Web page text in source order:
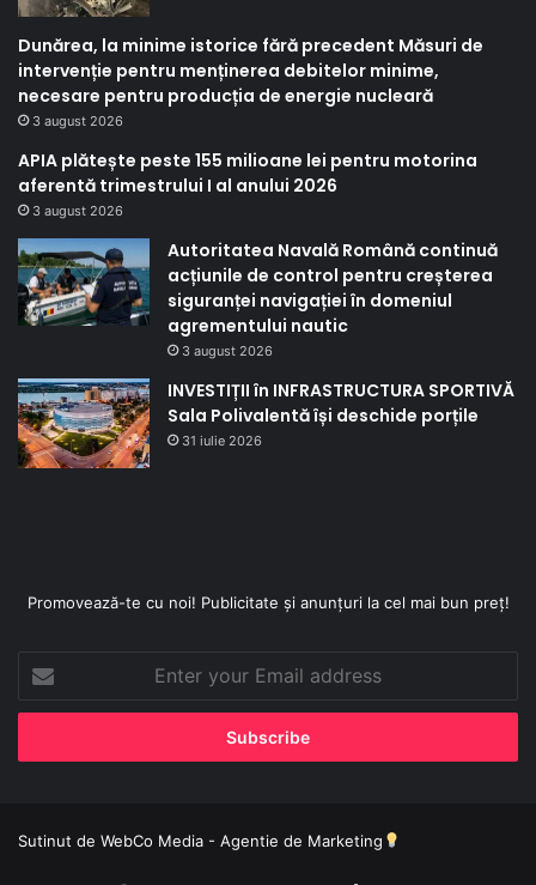
Dunărea, la minime istorice fără precedent Măsuri de
intervenție pentru menținerea debitelor minime,
necesare pentru producția de energie nucleară
3 august 2026
APIA plătește peste 155 milioane lei pentru motorina
aferentă trimestrului I al anului 2026
3 august 2026
Autoritatea Navală Română continuă
acțiunile de control pentru creșterea
siguranței navigației în domeniul
agrementului nautic
3 august 2026
INVESTIȚII în INFRASTRUCTURA SPORTIVĂ
Sala Polivalentă își deschide porțile
31 iulie 2026
Promovează-te cu noi! Publicitate și anunțuri la cel mai bun preț!
your
Email
Sutinut de WebCo Media - Agentie de Marketing